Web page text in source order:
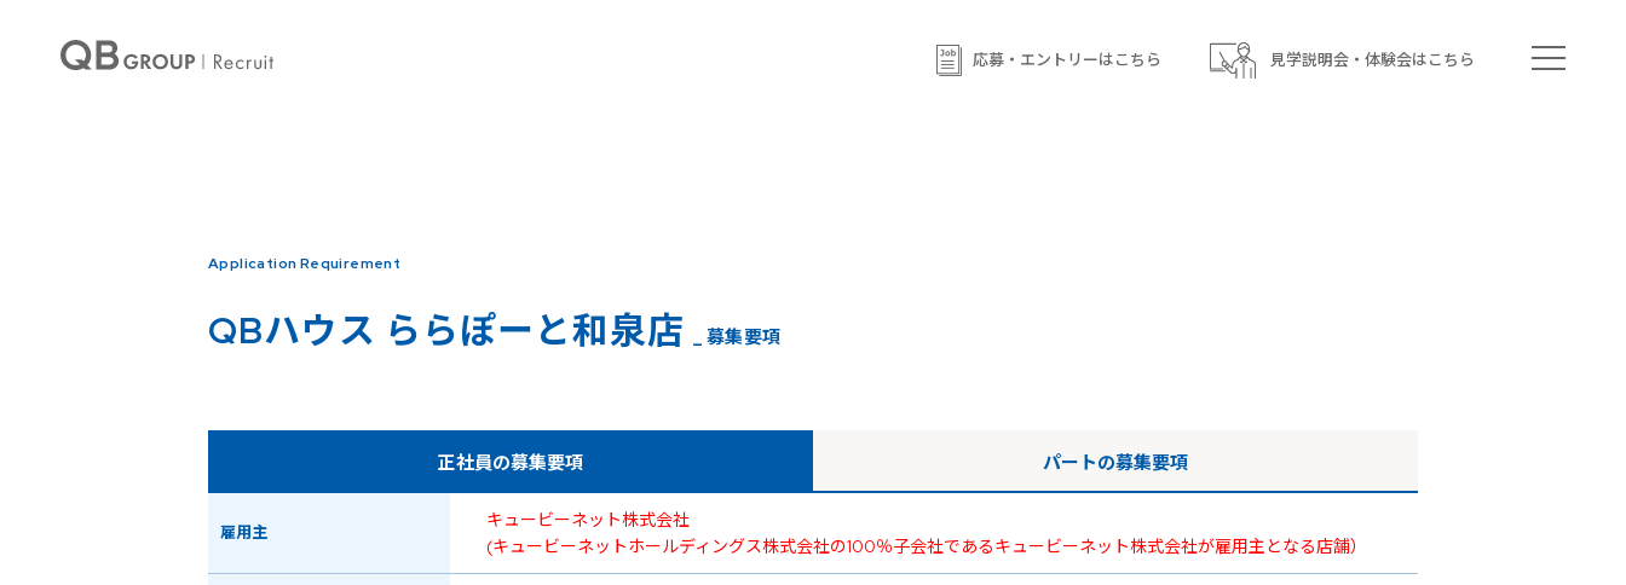
応募・エントリーはこちら 見学説明会・体験会はこちら
: Undefined array key 3 in/home/qbhouse/qb-recruit.com/public_html/wp-content/themes/qb/single-shop_recruit.php on line 93
Application Requirement
QBハウス ららぽーと和泉店 _ 募集要項
正社員の募集要項 パートの募集要項
雇用主
キュービーネット株式会社
(キュービーネットホールディングス株式会社の100％子会社であるキュービーネット株式会社が雇用主となる店舗）